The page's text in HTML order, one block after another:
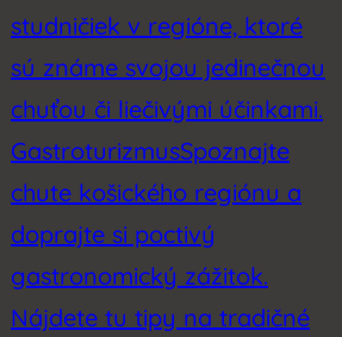
studničiek v regióne, ktoré
sú známe svojou jedinečnou
chuťou či liečivými účinkami.
GastroturizmusSpoznajte
chute košického regiónu a
doprajte si poctivý
gastronomický zážitok.
Nájdete tu tipy na tradičné